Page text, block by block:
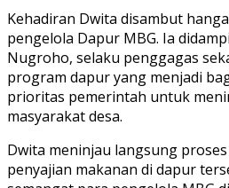
Kehadiran Dwita disambut
pengelola Dapur MBG. Ia
Nugroho, selaku penggagas
program dapur yang menjadi
prioritas pemerintah untuk
masyarakat desa.
Dwita meninjau langsung
penyajian makanan di dapur